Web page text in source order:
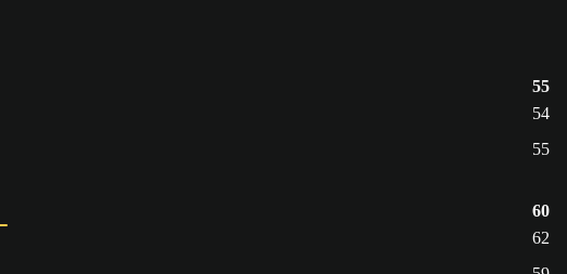
55
54
55
60
62